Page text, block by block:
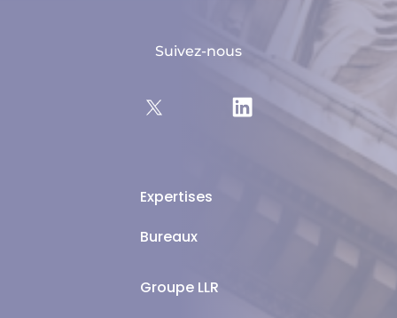
Expertises
Bureaux
Groupe LLR
Suivez-nous